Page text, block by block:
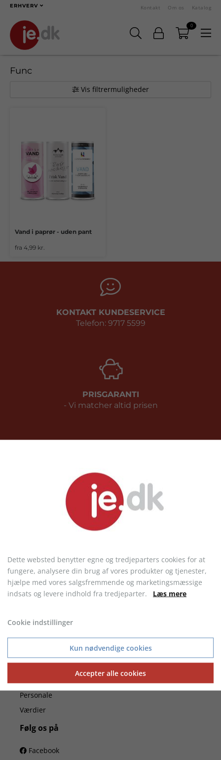
ERHVERV Kontakt Om os Katalog
0
Func
Vis filtrermuligheder
Vand i paprør - uden pant
fra 4,99 kr.
KONTAKT KUNDESERVICE
Telefon: 9717 5599
PRISGARANTI
- Vi matcher altid prisen
30 DAGES FULD RETURRET
- Ved køb af vare uden logo
FAQ
Handelsbetingelser
Prismatch
Om os
Kontakt
Om je.dk
Personale
Værdier
Følg os på
Facebook
Dette websted benytter egne og tredjeparters cookies for at
fungere, analysere din brug af vores produkter og tjenester,
hjælpe med vores salgsfremmende og marketingsmæssige
indsats og levere indhold fra tredjeparter. Læs mere
Cookie indstillinger
Kun nødvendige cookies
Accepter alle cookies